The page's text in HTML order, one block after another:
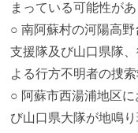
まっている可能性が
○ 南阿蘇村の河陽高
支援隊及び山口県隊
よる行方不明者の捜
○ 阿蘇市西湯浦地区
び山口県大隊が地鳴